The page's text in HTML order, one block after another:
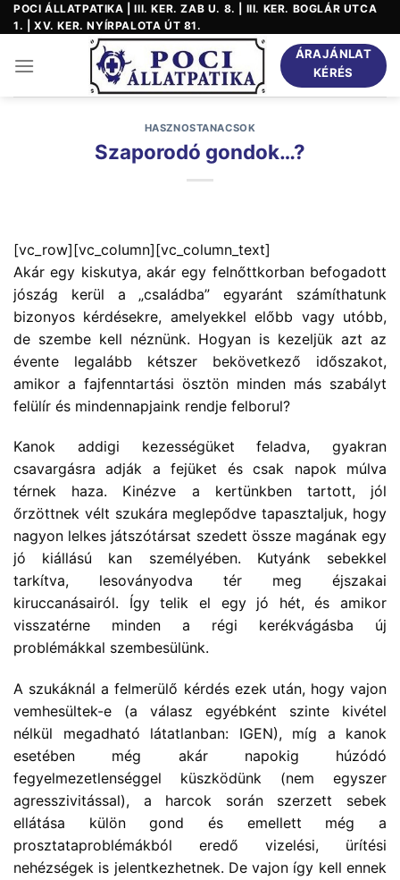
Skip
to
POCI ÁLLATPATIKA | III. KER. ZAB U. 8. | III. KER. BOGLÁR UTCA
1. | XV. KER. NYÍRPALOTA ÚT 81.
ÁRAJÁNLAT
KÉRÉS
HASZNOSTANACSOK
Szaporodó gondok…?
[vc_row][vc_column][vc_column_text]
Akár egy kiskutya, akár egy felnőttkorban befogadott
jószág kerül a „családba” egyaránt számíthatunk
bizonyos kérdésekre, amelyekkel előbb vagy utóbb,
de szembe kell néznünk. Hogyan is kezeljük azt az
évente legalább kétszer bekövetkező időszakot,
amikor a fajfenntartási ösztön minden más szabályt
felülír és mindennapjaink rendje felborul?
Kanok addigi kezességüket feladva, gyakran
csavargásra adják a fejüket és csak napok múlva
térnek haza. Kinézve a kertünkben tartott, jól
őrzöttnek vélt szukára meglepődve tapasztaljuk, hogy
nagyon lelkes játszótársat szedett össze magának egy
jó kiállású kan személyében. Kutyánk sebekkel
tarkítva, lesoványodva tér meg éjszakai
kiruccanásairól. Így telik el egy jó hét, és amikor
visszatérne minden a régi kerékvágásba új
problémákkal szembesülünk.
A szukáknál a felmerülő kérdés ezek után, hogy vajon
vemhesültek-e (a válasz egyébként szinte kivétel
nélkül megadható látatlanban: IGEN), míg a kanok
esetében még akár napokig húzódó
fegyelmezetlenséggel küszködünk (nem egyszer
agresszivitással), a harcok során szerzett sebek
ellátása külön gond és emellett még a
prosztataproblémákból eredő vizelési, ürítési
nehézségek is jelentkezhetnek. De vajon így kell ennek